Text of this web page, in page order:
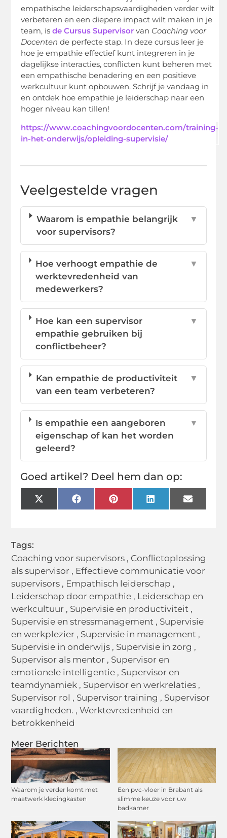
Meer Berichten
Waarom je verder komt met
maatwerk kledingkasten
Een pvc-vloer in Brabant als
slimme keuze voor uw
badkamer
empathische leiderschapsvaardigheden verder wilt
verbeteren en een diepere impact wilt maken in je
team, isdeCursus Supervisor van Coaching voor
Docenten de perfecte stap. In deze cursus leer je
hoe je empathie effectief kunt integreren in je
dagelijkse interacties, conflicten kunt beheren met
een empathische benadering en een positieve
werkcultuur kunt opbouwen. Schrijf je vandaag in
en ontdek hoe empathie je leiderschap naar een
hoger niveau kan tillen!
https://www.coachingvoordocenten.com/training-
in-het-onderwijs/opleiding-supervisie/
Veelgestelde vragen
Waarom is empathie belangrijk
voor supervisors?
▼
Hoe verhoogt empathie de
werktevredenheid van
medewerkers?
▼
Hoe kan een supervisor
empathie gebruiken bij
conflictbeheer?
▼
Kan empathie de productiviteit
van een team verbeteren?
▼
Is empathie een aangeboren
eigenschap of kan het worden
geleerd?
▼
Goed artikel? Deel hem dan op:
X
(Twitter)
FacebookPinterestLinkedInEmail
Tags:
Coaching voor supervisors , Conflictoplossing
als supervisor , Effectieve communicatie voor
supervisors , Empathisch leiderschap ,
Leiderschap door empathie , Leiderschap en
werkcultuur , Supervisie en productiviteit ,
Supervisie en stressmanagement , Supervisie
en werkplezier , Supervisie in management ,
Supervisie in onderwijs , Supervisie in zorg ,
Supervisor als mentor , Supervisor en
emotionele intelligentie , Supervisor en
teamdynamiek , Supervisor en werkrelaties ,
Supervisor rol , Supervisor training , Supervisor
vaardigheden. ,Werktevredenheid en
betrokkenheid